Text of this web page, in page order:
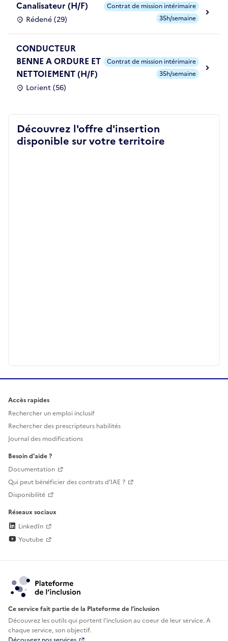
Canalisateur (H/F)
Rédené (29)
Contrat de mission intérimaire
35h/semaine
CONDUCTEUR
BENNE A ORDURE ET
NETTOIEMENT (H/F)
Lorient (56)
Contrat de mission intérimaire
35h/semaine
Découvrez l'offre d'insertion
disponible sur votre territoire
Accès rapides
Rechercher un emploi inclusif
Rechercher des prescripteurs habilités
Journal des modifications
Besoin d'aide ?
Documentation
Qui peut bénéficier des contrats d'IAE ?
Disponibilité
Réseaux sociaux
LinkedIn
Youtube
Ce service fait partie de la Plateforme de l’inclusion
Découvrez les outils qui portent l'inclusion aucoeur de leur service. A
chaque service, son objectif.